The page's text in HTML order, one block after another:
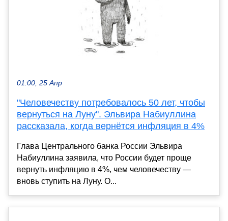
01:00, 25 Апр
"Человечеству потребовалось 50 лет, чтобы
вернуться на Луну". Эльвира Набиуллина
рассказала, когда вернётся инфляция в 4%
Глава Центрального банка России Эльвира
Набиуллина заявила, что России будет проще
вернуть инфляцию в 4%, чем человечеству —
вновь ступить на Луну. О...